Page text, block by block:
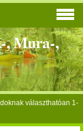
, Mura-,
választhatóan 1-